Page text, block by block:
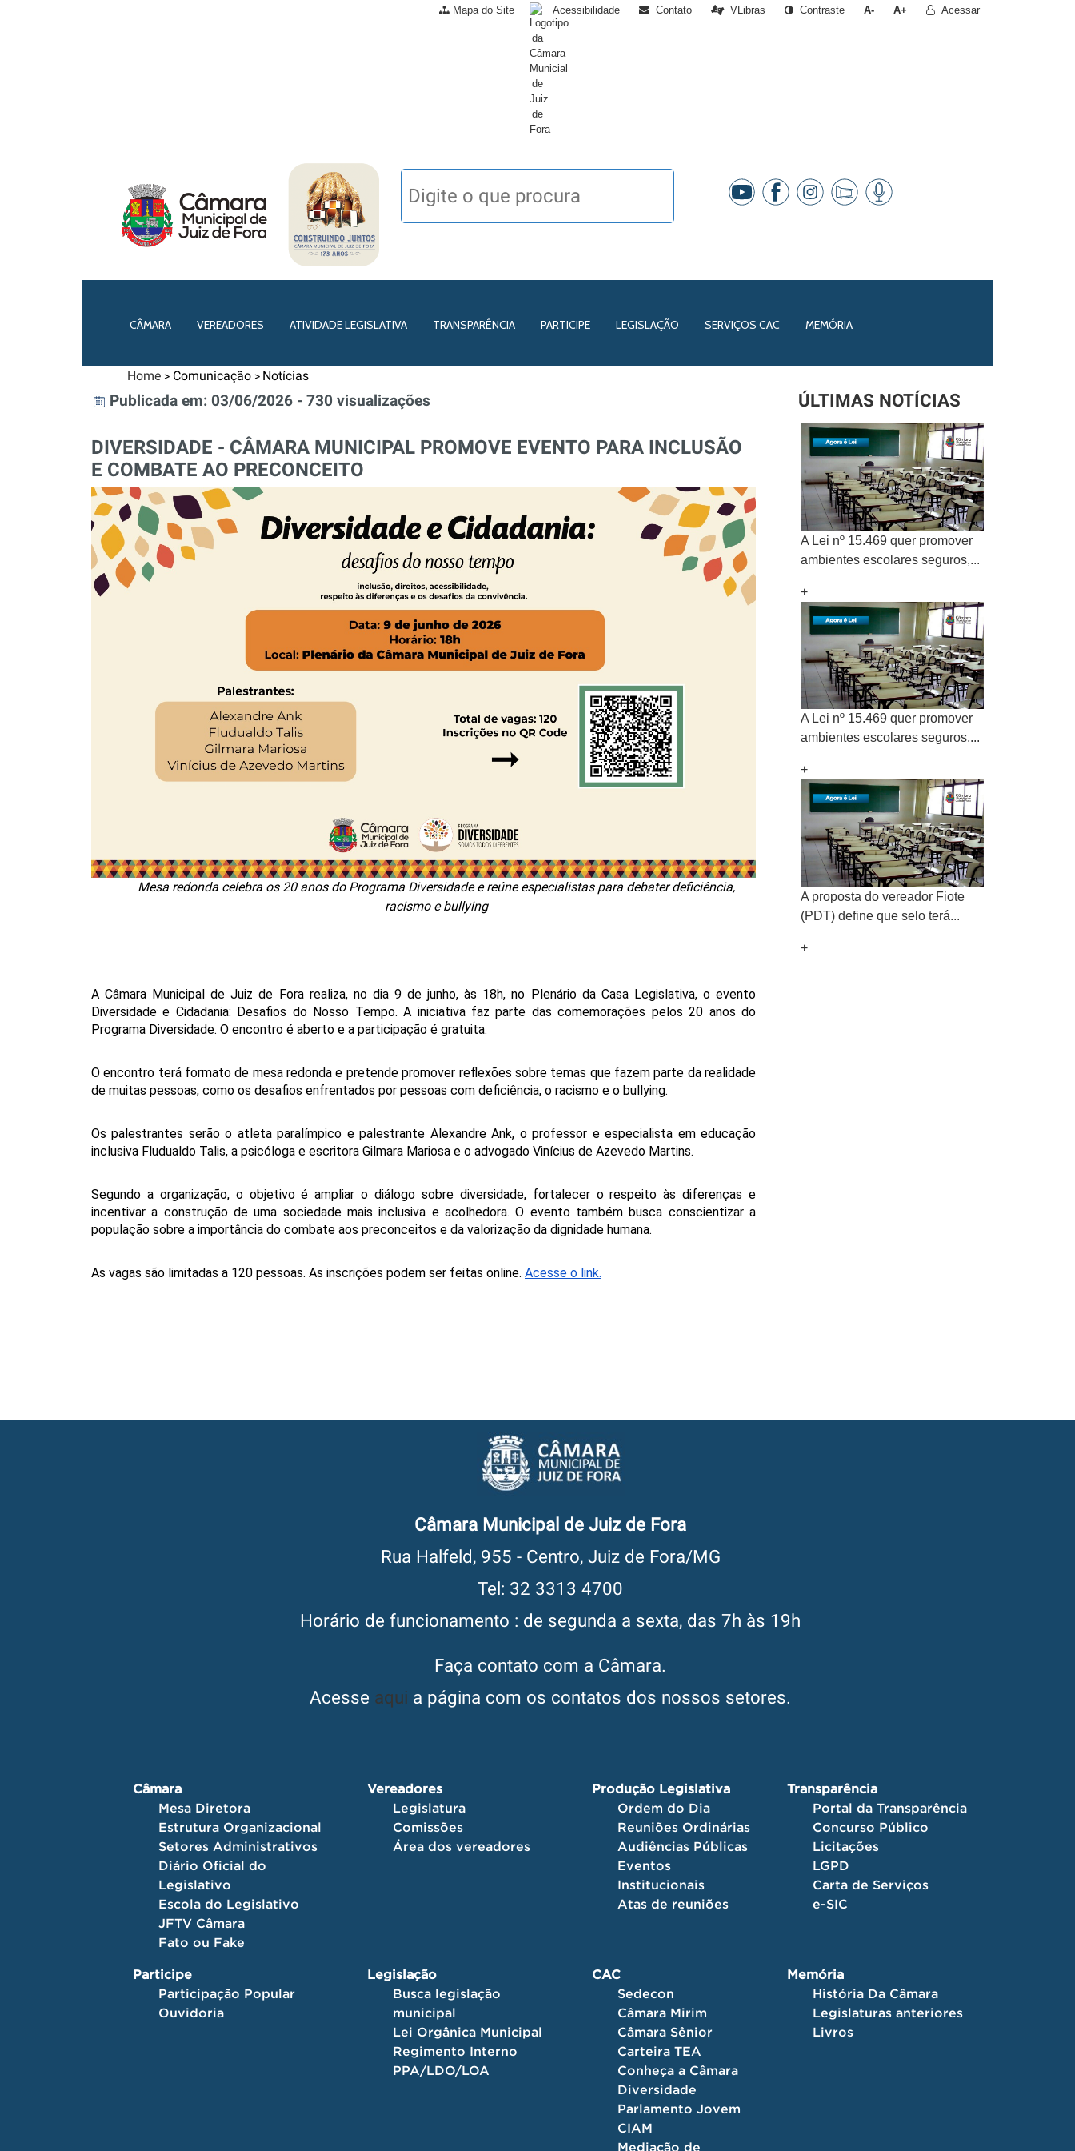
Mapa do Site Acessibilidade Contato VLibras Contraste A- A+ Acessar
CÂMARA VEREADORES ATIVIDADE LEGISLATIVA TRANSPARÊNCIA PARTICIPE LEGISLAÇÃO SERVIÇOS CAC MEMÓRIA
Home > Comunicação > Notícias
Publicada em: 03/06/2026 - 730 visualizações
DIVERSIDADE - CÂMARA MUNICIPAL PROMOVE EVENTO PARA INCLUSÃO
E COMBATE AO PRECONCEITO
Mesa redonda celebra os 20 anos do Programa Diversidade e reúne especialistas para debater deficiência,
racismo e bullying
A Câmara Municipal de Juiz de Fora realiza, no dia 9 de junho, às 18h, no Plenário da Casa Legislativa, o evento
Diversidade e Cidadania: Desafios do Nosso Tempo. A iniciativa faz parte das comemorações pelos 20 anos do
Programa Diversidade. O encontro é aberto e a participação é gratuita.
O encontro terá formato de mesa redonda e pretende promover reflexões sobre temas que fazem parte da realidade
de muitas pessoas, como os desafios enfrentados por pessoas com deficiência, o racismo e o bullying.
Os palestrantes serão o atleta paralímpico e palestrante Alexandre Ank, o professor e especialista em educação
inclusiva Fludualdo Talis, a psicóloga e escritora Gilmara Mariosa e o advogado Vinícius de Azevedo Martins.
Segundo a organização, o objetivo é ampliar o diálogo sobre diversidade, fortalecer o respeito às diferenças e
incentivar a construção de uma sociedade mais inclusiva e acolhedora. O evento também busca conscientizar a
população sobre a importância do combate aos preconceitos e da valorização da dignidade humana.
As vagas são limitadas a 120 pessoas. As inscrições podem ser feitas online. Acesse o link.
ÚLTIMAS NOTÍCIAS
A Lei nº 15.469 quer promover
ambientes escolares seguros,...
+
A Lei nº 15.469 quer promover
ambientes escolares seguros,...
+
A proposta do vereador Fiote
(PDT) define que selo terá...
+
Câmara Municipal de Juiz de Fora
Rua Halfeld, 955 - Centro, Juiz de Fora/MG
Tel: 32 3313 4700
Horário de funcionamento : de segunda a sexta, das 7h às 19h
Faça contato com a Câmara.
Acesse aqui a página com os contatos dos nossos setores.
Câmara
Mesa Diretora
Estrutura Organizacional
Setores Administrativos
Diário Oficial do
Legislativo
Escola do Legislativo
JFTV Câmara
Fato ou Fake
Vereadores
Legislatura
Comissões
Área dos vereadores
Produção Legislativa
Ordem do Dia
Reuniões Ordinárias
Audiências Públicas
Eventos
Institucionais
Atas de reuniões
Transparência
Portal da Transparência
Concurso Público
Licitações
LGPD
Carta de Serviços
e-SIC
Participe
Participação Popular
Ouvidoria
Legislação
Busca legislação
municipal
Lei Orgânica Municipal
Regimento Interno
PPA/LDO/LOA
CAC
Sedecon
Câmara Mirim
Câmara Sênior
Carteira TEA
Conheça a Câmara
Diversidade
Parlamento Jovem
CIAM
Mediação de
Memória
História Da Câmara
Legislaturas anteriores
Livros